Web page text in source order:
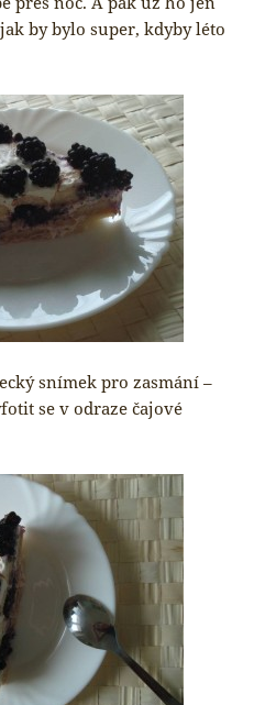
by bylo super, kdyby léto
snímek pro zasmání –
se v odraze čajové